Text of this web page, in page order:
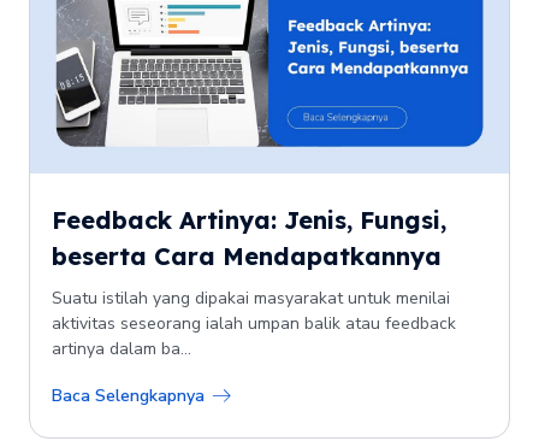
Feedback Artinya: Jenis, Fungsi,
beserta Cara Mendapatkannya
Suatu istilah yang dipakai masyarakat untuk menilai
aktivitas seseorang ialah umpan balik atau feedback
artinya dalam ba...
Baca Selengkapnya